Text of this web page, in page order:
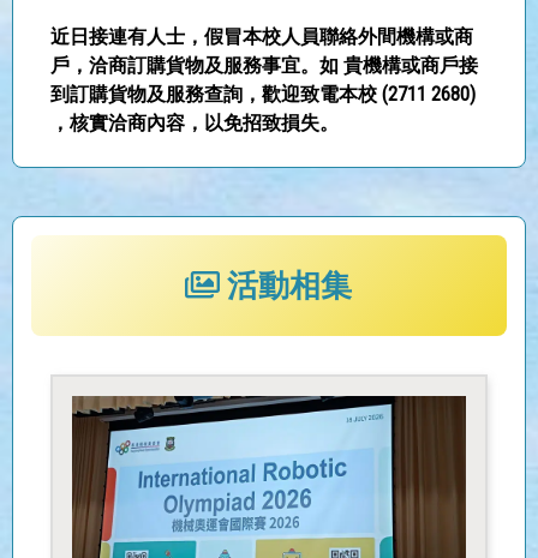
近日接連有人士，假冒本校人員聯絡外間機構或商
戶，洽商訂購貨物及服務事宜。如 貴機構或商戶接
到訂購貨物及服務查詢，歡迎致電本校 (2711 2680)
，核實洽商內容，以免招致損失。
本校機械人團隊代表香港勇奪機械奧運會歷屆最佳
2026-07-13
2026-07-13
25-26 年度下學期 中四級
活動相集